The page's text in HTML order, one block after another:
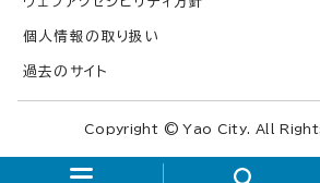
個人情報の取り扱い
過去のサイト
Copyright © Yao City. All